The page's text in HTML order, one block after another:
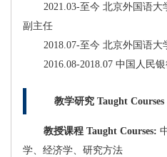
2021.03-至今 北京外国语
副主任
2018.07-至今 北京外国语
2016.08-2018.07 中国人民
教学研究 Taught
教授课程 Taught Courses:
学、经济学、研究方法